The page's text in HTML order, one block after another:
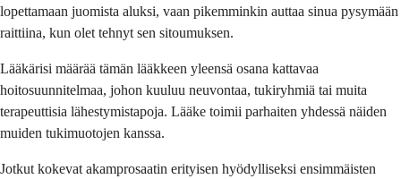
lopettamaan juomista aluksi, vaan pikemminkin auttaa sinua pysymään
raittiina, kun olet tehnyt sen sitoumuksen.
Lääkärisi määrää tämän lääkkeen yleensä osana kattavaa
hoitosuunnitelmaa, johon kuuluu neuvontaa, tukiryhmiä tai muita
terapeuttisia lähestymistapoja. Lääke toimii parhaiten yhdessä näiden
muiden tukimuotojen kanssa.
Jotkut kokevat akamprosaatin erityisen hyödylliseksi ensimmäisten